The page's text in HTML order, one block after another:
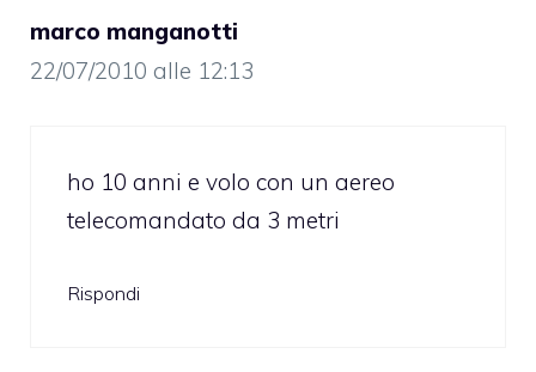
marco manganotti
22/07/2010 alle 12:13
ho 10 anni e volo con un aereo
telecomandato da 3 metri
Rispondi